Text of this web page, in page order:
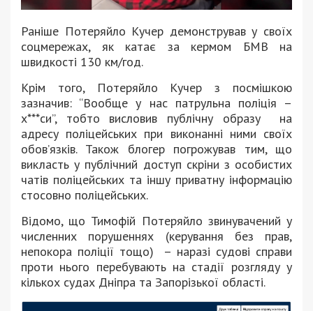
Раніше Потеряйло Кучер демонстрував у своїх
соцмережах, як катає за кермом БМВ на
швидкості 130 км/год.
Крім того, Потеряйло Кучер з посмішкою
зазначив: “Вообще у нас патрульна поліція –
х***си”, тобто висловив публічну образу на
адресу поліцейських при виконанні ними своїх
обовʼязків. Також блогер погрожував тим, що
викласть у публічний доступ скріни з особистих
чатів поліцейських та іншу приватну інформацію
стосовно поліцейських.
Відомо, що Тимофій Потеряйло звинувачений у
численних порушеннях (керування без прав,
непокора поліції тощо) – наразі судові справи
проти нього перебувають на стадії розгляду у
кількох судах Дніпра та Запорізької області.